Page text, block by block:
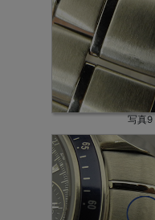
写真9